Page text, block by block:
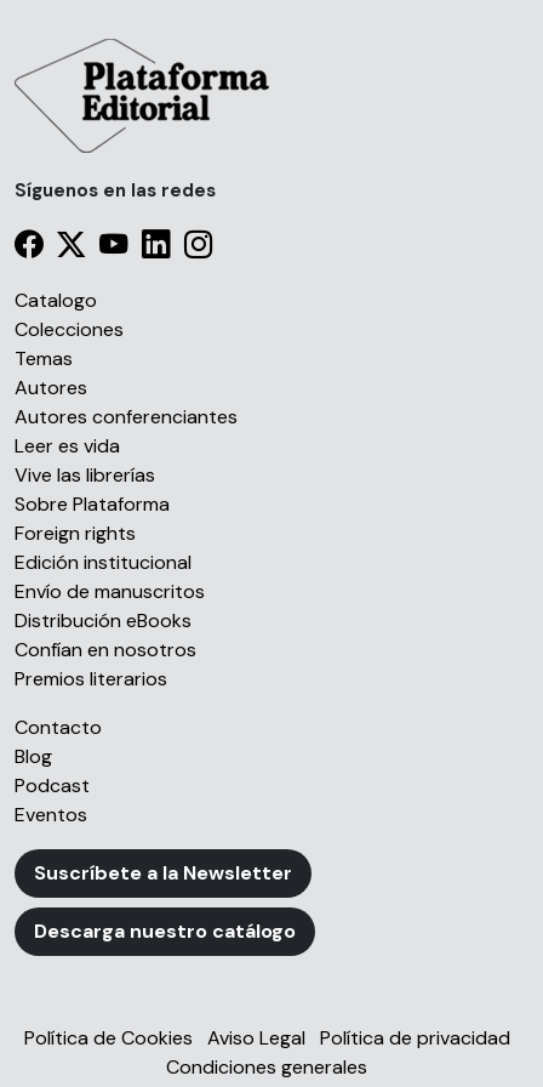
partir del uso que haya hecho de sus servicios.
Síguenos en las redes
Catalogo
Colecciones
Temas
Autores
Autores conferenciantes
Leer es vida
Vive las librerías
Sobre Plataforma
Foreign rights
Edición institucional
Envío de manuscritos
Distribución eBooks
Confían en nosotros
Premios literarios
Contacto
Blog
Podcast
Eventos
Suscríbete a la Newsletter
Descarga nuestro catálogo
Política de Cookies Aviso Legal
Política de privacidad
Condiciones generales